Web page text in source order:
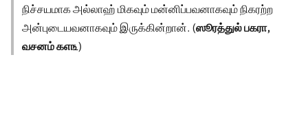
நிச்சயமாக அல்லாஹ் மிகவும் மன்னிப்பவனாகவும் நிகரற்ற
அன்புடையவனாகவும் இருக்கின்றான். (ஸூரத்துல் பகரா,
வசனம் ௧௭௩)